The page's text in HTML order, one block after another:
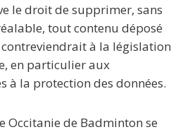
le droit de supprimer, sans
tout contenu déposé
à la législation
en particulier aux
à la protection des données.
Occitanie de Badminton se